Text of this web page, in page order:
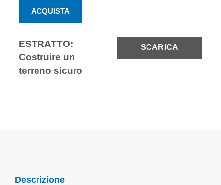
ACQUISTA
ESTRATTO:
Costruire un
terreno sicuro
SCARICA
Descrizione